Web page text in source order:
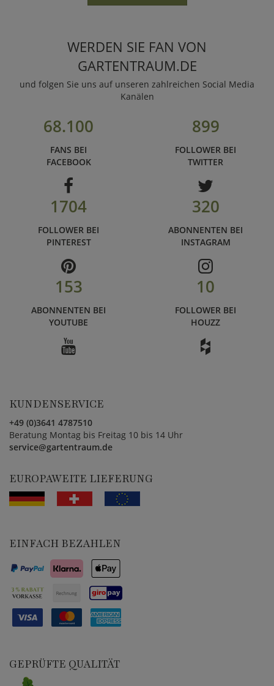
WERDEN SIE FAN VON
GARTENTRAUM.DE
und folgen Sie uns auf unseren zahlreichen Social Media
Kanälen
68.100
FANS BEI
FACEBOOK
899
FOLLOWER BEI
TWITTER
1704
FOLLOWER BEI
PINTEREST
320
ABONNENTEN BEI
INSTAGRAM
153
ABONNENTEN BEI
YOUTUBE
10
FOLLOWER BEI
HOUZZ
KUNDENSERVICE
+49 (0)3641 4787510
Beratung Montag bis Freitag 10 bis 14 Uhr
service@gartentraum.de
EUROPAWEITE LIEFERUNG
EINFACH BEZAHLEN
GEPRÜFTE QUALITÄT